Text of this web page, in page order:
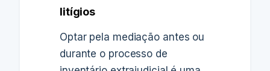
litígios
Optar pela mediação antes ou
durante o processo de